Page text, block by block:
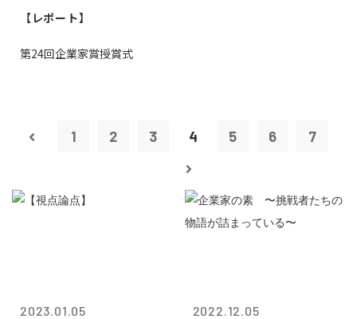
【レポート】
第24回企業家賞授賞式
1 2 3 4 5 6 7
2023.01.05 2022.12.05